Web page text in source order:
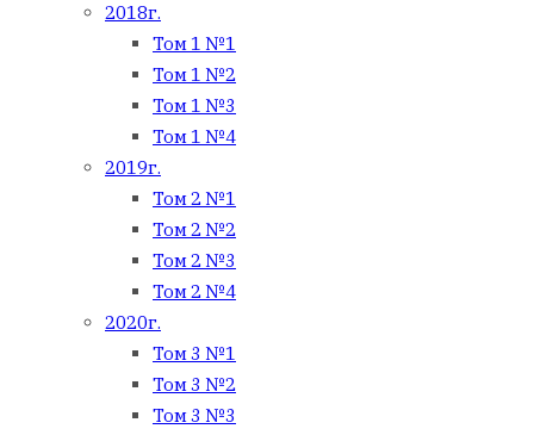
2018г.
Том 1 №1
Том 1 №2
Том 1 №3
Том 1 №4
2019г.
Том 2 №1
Том 2 №2
Том 2 №3
Том 2 №4
2020г.
Том 3 №1
Том 3 №2
Том 3 №3